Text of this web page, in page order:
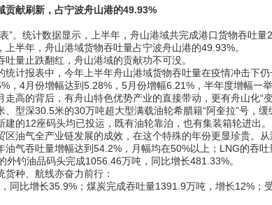
献刷新，占宁波舟山港的49.93%
。统计数据显示，上半年，舟山港域共完成港口货物吞吐量
半年，舟山港域货物吞吐量占宁波舟山港的49.93%。
量止跌翻红，舟山港域的贡献功不可没。
报表中，今年上半年舟山港域货物吞吐量在疫情冲击下仍
，4月份增幅达到5.28%，5月份增幅6.21%，半年度增幅一举
的背后，有舟山特色优势产业的直接带动，更有舟山化“变
深30.5米的30万吨超大型满载油轮希腊籍“阿奎拉”号，缓
的12座码头均已投运，既有油轮靠泊，也有集装箱轮进出。
气全产业链发展的成效，在这个特殊的年份更显珍贵。从
油气吞吐量增幅达到54.2%，月幅均在50%以上；LNG的吞
外钓油品码头完成1056.46万吨，同比增长481.33%。
种、航线亦奋力前行：
比增长35.9%；煤炭完成吞吐量1391.9万吨，增长12%；